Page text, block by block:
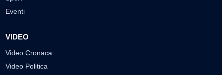
Eventi
VIDEO
Video Cronaca
Video Politica